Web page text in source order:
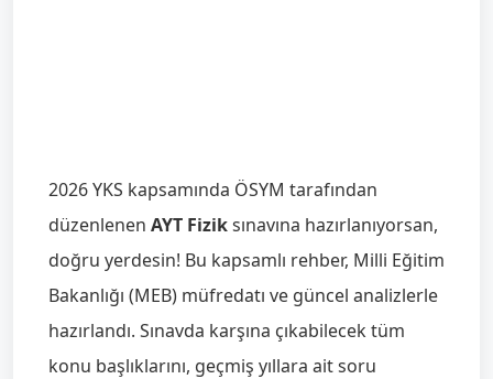
2026 YKS kapsamında ÖSYM tarafından
düzenlenen AYT Fiziksınavına hazırlanıyorsan,
doğru yerdesin! Bu kapsamlı rehber, Milli Eğitim
Bakanlığı (MEB) müfredatı ve güncel analizlerle
hazırlandı. Sınavda karşına çıkabilecek tüm
konu başlıklarını, geçmiş yıllara ait soru